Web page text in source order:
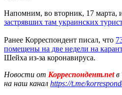
Напомним, во вторник, 17 марта,
застрявших там украинских
Ранее Корреспондент писал, что
помещены на две недели на
Шейха из-за коронавируса.
Новости от Корреспондент.netв
на наш канал https://t.me/